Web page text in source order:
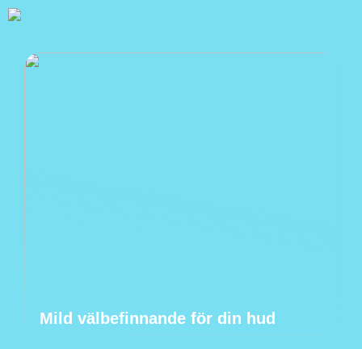
Mild välbefinnande för din hud